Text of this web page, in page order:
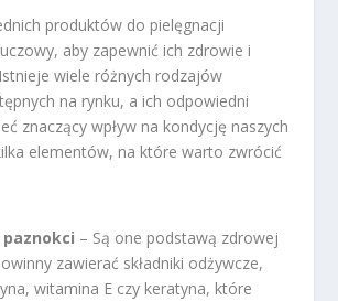
produktów do pielęgnacji
aby zapewnić ich zdrowie i
wiele różnych rodzajów
na rynku, a ich odpowiedni
znaczący wpływ na kondycję naszych
elementów, na które warto zwrócić
paznokci – Są one podstawą zdrowej
zawierać składniki odżywcze,
witamina E czy keratyna, które